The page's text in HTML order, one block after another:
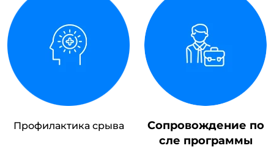
Профилактика срыва
Сопровождение по
сле программы